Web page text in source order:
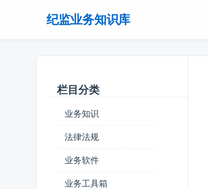
纪监业务知识库
栏目分类
业务知识
法律法规
业务软件
业务工具箱